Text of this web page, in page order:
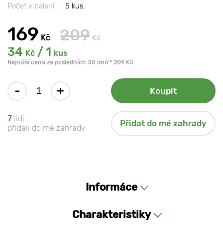
Počet v balení :
5 kus.
169 Kč 209 Kč
34 Kč / 1 kus
Nejnižší cena za posledních 30 dnů:* 209 Kč
- + Koupit
7 lidí
přidali do mé zahrady
Přidat do mé zahrady
Informáce
Charakteristiky